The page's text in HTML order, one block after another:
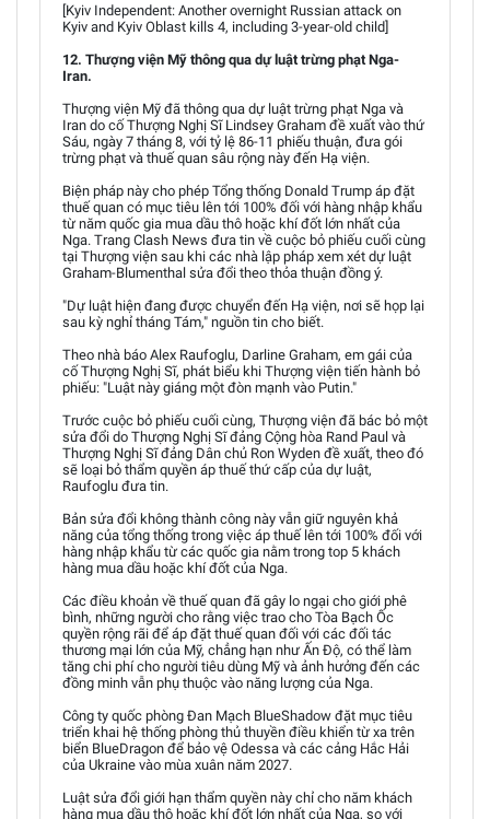
[Kyiv Independent: Another overnight Russian attack on
Kyiv and Kyiv Oblast kills 4, including 3-year-old child]
12. Thượng viện Mỹ thông qua dự luật trừng phạt Nga-
Iran.
Thượng viện Mỹ đã thông qua dự luật trừng phạt Nga và
Iran do cố Thượng Nghị Sĩ Lindsey Graham đề xuất vào thứ
Sáu, ngày 7 tháng 8, với tỷ lệ 86-11 phiếu thuận, đưa gói
trừng phạt và thuế quan sâu rộng này đến Hạ viện.
Biện pháp này cho phép Tổng thống Donald Trump áp đặt
thuế quan có mục tiêu lên tới 100% đối với hàng nhập khẩu
từ năm quốc gia mua dầu thô hoặc khí đốt lớn nhất của
Nga. Trang Clash News đưa tin về cuộc bỏ phiếu cuối cùng
tại Thượng viện sau khi các nhà lập pháp xem xét dự luật
Graham-Blumenthal sửa đổi theo thỏa thuận đồng ý.
"Dự luật hiện đang được chuyển đến Hạ viện, nơi sẽ họp lại
sau kỳ nghỉ tháng Tám," nguồn tin cho biết.
Theo nhà báo Alex Raufoglu, Darline Graham, em gái của
cố Thượng Nghị Sĩ, phát biểu khi Thượng viện tiến hành bỏ
phiếu: "Luật này giáng một đòn mạnh vào Putin."
Trước cuộc bỏ phiếu cuối cùng, Thượng viện đã bác bỏ một
sửa đổi do Thượng Nghị Sĩ đảng Cộng hòa Rand Paul và
Thượng Nghị Sĩ đảng Dân chủ Ron Wyden đề xuất, theo đó
sẽ loại bỏ thẩm quyền áp thuế thứ cấp của dự luật,
Raufoglu đưa tin.
Bản sửa đổi không thành công này vẫn giữ nguyên khả
năng của tổng thống trong việc áp thuế lên tới 100% đối với
hàng nhập khẩu từ các quốc gia nằm trong top 5 khách
hàng mua dầu hoặc khí đốt của Nga.
Các điều khoản về thuế quan đã gây lo ngại cho giới phê
bình, những người cho rằng việc trao cho Tòa Bạch Ốc
quyền rộng rãi để áp đặt thuế quan đối với các đối tác
thương mại lớn của Mỹ, chẳng hạn như Ấn Độ, có thể làm
tăng chi phí cho người tiêu dùng Mỹ và ảnh hưởng đến các
đồng minh vẫn phụ thuộc vào năng lượng của Nga.
Công ty quốc phòng Đan Mạch BlueShadow đặt mục tiêu
triển khai hệ thống phòng thủ thuyền điều khiển từ xa trên
biển BlueDragon để bảo vệ Odessa và các cảng Hắc Hải
của Ukraine vào mùa xuân năm 2027.
Luật sửa đổi giới hạn thẩm quyền này chỉ cho năm khách
hàng mua dầu thô hoặc khí đốt lớn nhất của Nga, so với